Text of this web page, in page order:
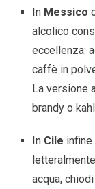
In Messico
alcolico
eccellenza:
caffè in
La versione
brandy o
In Cile infine
acqua,